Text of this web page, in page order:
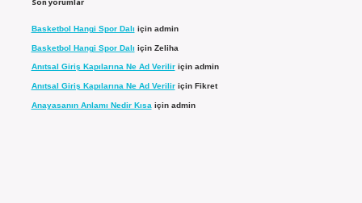
Basketbol Hangi Spor Dalı için admin
Basketbol Hangi Spor Dalı için Zeliha
Anıtsal Giriş Kapılarına Ne Ad Veriliriçin admin
Anıtsal Giriş Kapılarına Ne Ad Veriliriçin Fikret
Anayasanın Anlamı Nedir Kısa için admin